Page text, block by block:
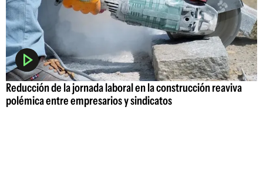
Reducción de la jornada laboral en la construcción reaviva
polémica entre empresarios y sindicatos